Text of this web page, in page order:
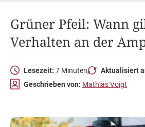
Grüner Pfeil: Wann
Verhalten an der
Lesezeit: 7 Minuten Aktualisiert
Geschrieben von: Mathias Voigt